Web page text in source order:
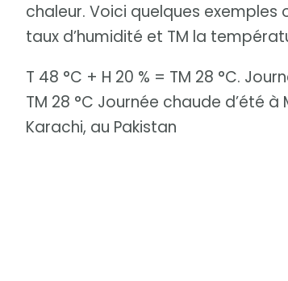
chaleur. Voici quelques exemples
taux d’humidité et TM la
T 48 °C + H 20 % = TM 28 °C.
TM 28 °C Journée chaude d’été à
Karachi, au Pakistan